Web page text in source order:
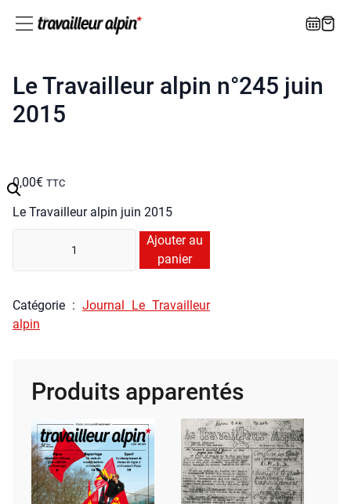
Le Travailleur alpin n°245 juin
2015
0,00€ TTC
Le Tra­vailleur alpin juin 2015
té
Le
Tra­
n°245
2015
Ajouter au
panier
Caté­go­rie : Jour­nal Le Tra­vailleur
alpin
Produits apparentés